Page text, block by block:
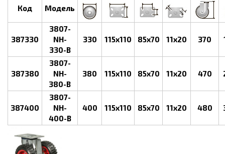
Код Модель
387330
3807-
NH-
330-B
330 115х110 85х70 11х20 370
387380
3807-
NH-
380-B
380 115х110 85х70 11х20 470
387400
3807-
NH-
400-B
400 115х110 85х70 11х20 480